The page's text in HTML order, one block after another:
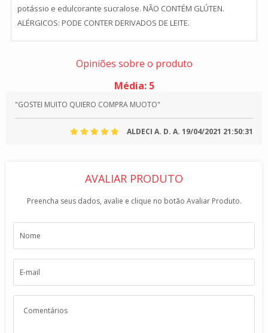
potássio e edulcorante sucralose. NÃO CONTÉM GLÚTEN.
ALÉRGICOS: PODE CONTER DERIVADOS DE LEITE.
Opiniões sobre o produto
Média: 5
"GOSTEI MUITO QUIERO COMPRA MUOTO"
ALDECI A. D. A. 19/04/2021 21:50:31
AVALIAR PRODUTO
Preencha seus dados, avalie e clique no botão Avaliar Produto.